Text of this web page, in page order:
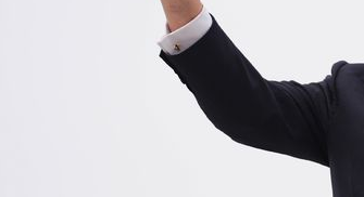
지 39도 '펄펄'…기상청 "태풍 지나며 폭염 잠시 꺾인다"
, 한국계 진보 주지사 후보 맹공…"공산주의가 최대 위협"
에 합의 지연"…트럼프, '이란 호르무즈 통제권' 수용할까
업장관 "李정부, 원전 반대 안해…안정 전력 위해 불가피"
찰, '홍명보 선임 논란' 대한축구협회·축구회관 등 압수수
업장관 "美무역법 제301조 과잉생산 결과 발표 8월 중 예